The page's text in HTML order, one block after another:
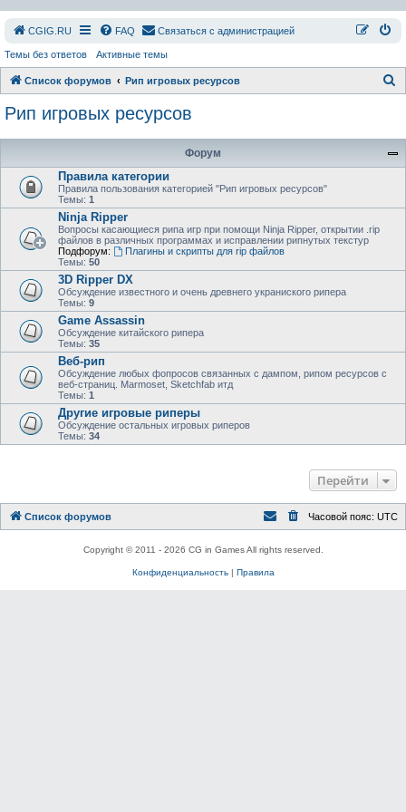
СGIG.RU FAQ Связаться с администрацией
Темы без ответов Активные темы
Список форумов Рип игровых ресурсов
к
Рип игровых ресурсов
Форум
Правила категории
Правила пользования категорией "Рип игровых ресурсов"
Темы: 1
Ninja Ripper
Вопросы касающиеся рипа игр при помощи Ninja Ripper, открытии .rip
файлов в различных программах и исправлении рипнутых текстур
Подфорум:
Плагины и скрипты для rip файлов
Темы: 50
3D Ripper DX
Обсуждение известного и очень древнего украниского рипера
Темы: 9
Game Assassin
Обсуждение китайского рипера
Темы: 35
Веб-рип
Обсуждение любых фопросов связанных с дампом, рипом ресурсов с
веб-страниц. Marmoset, Sketchfab итд
Темы: 1
Другие игровые риперы
Обсуждение остальных игровых риперов
Темы: 34
Перейти
Список форумов Часовой пояс: UTC
Copyright © 2011 - 2026 CG in Games All rights reserved.
Конфиденциальность| Правила